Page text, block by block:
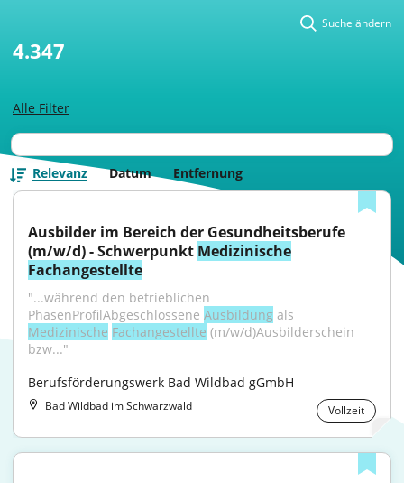
Alle Filter
Suche ändern
4.347
Relevanz Datum Entfernung
Ausbilder im Bereich der Gesundheitsberufe
(m/w/d) - Schwerpunkt Medizinische
Fachangestellte
"...während den betrieblichen
PhasenProfilAbgeschlossene Ausbildung
Medizinische Fachangestellte (m/w/d)Ausbilderschein
bzw..."
Berufsförderungswerk Bad Wildbad gGmbH
Bad Wildbad im Schwarzwald Vollzeit